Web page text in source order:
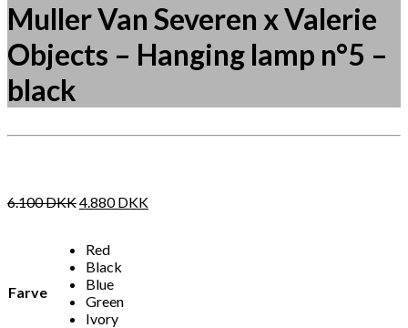
Muller Van Severen x Valerie
Objects – Hanging lamp n°5 –
black
6.100DKK4.880DKK
Farve
Red
Black
Blue
Green
Ivory